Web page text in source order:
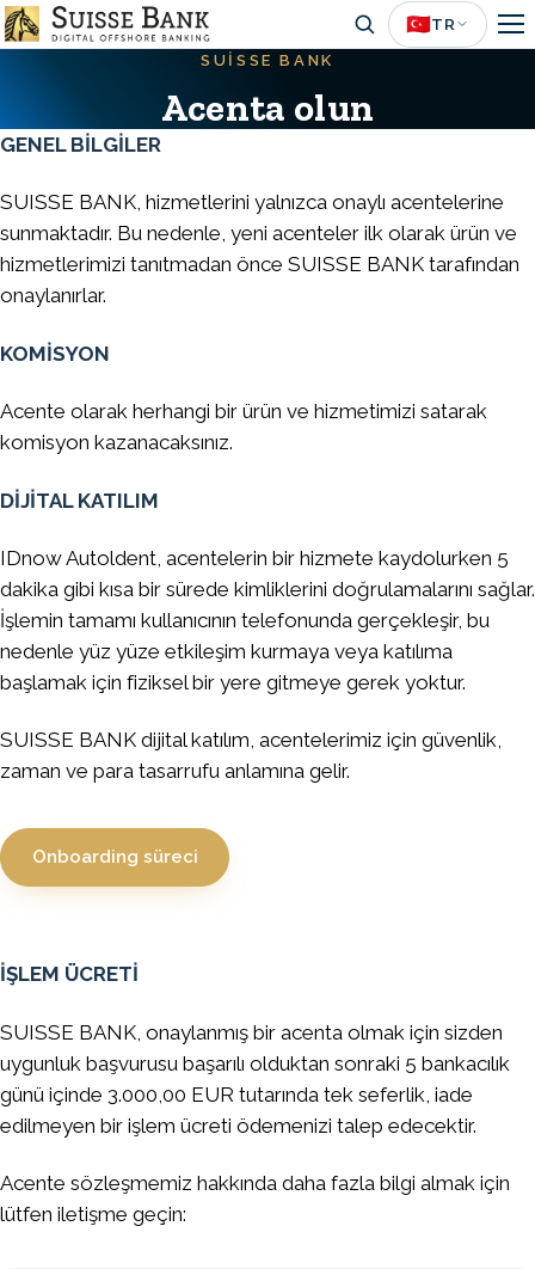
Skip
to
🇹🇷TR
SUISSE BANK
Acenta olun
GENEL BİLGİLER
SUISSE BANK, hizmetlerini yalnızca onaylı acentelerine
sunmaktadır. Bu nedenle, yeni acenteler ilk olarak ürün ve
hizmetlerimizi tanıtmadan önce SUISSE BANK tarafından
onaylanırlar.
KOMİSYON
Acente olarak herhangi bir ürün ve hizmetimizi satarak
komisyon kazanacaksınız.
DİJİTAL KATILIM
IDnow Autoldent, acentelerin bir hizmete kaydolurken 5
dakika gibi kısa bir sürede kimliklerini doğrulamalarını sağlar.
İşlemin tamamı kullanıcının telefonunda gerçekleşir, bu
nedenle yüz yüze etkileşim kurmaya veya katılıma
başlamak için fiziksel bir yere gitmeye gerek yoktur.
SUISSE BANK dijital katılım, acentelerimiz için güvenlik,
zaman ve para tasarrufu anlamına gelir.
Onboarding süreci
İŞLEM ÜCRETİ
SUISSE BANK, onaylanmış bir acenta olmak için sizden
uygunluk başvurusu başarılı olduktan sonraki 5 bankacılık
günü içinde 3.000,00 EUR tutarında tek seferlik, iade
edilmeyen bir işlem ücreti ödemenizi talep edecektir.
Acente sözleşmemiz hakkında daha fazla bilgi almak için
lütfen iletişme geçin: